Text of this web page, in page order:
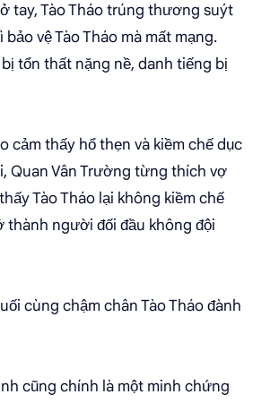
tay, Tào Tháo trúng thương suýt
vệ Tào Tháo mà mất mạng.
tổn thất nặng nề, danh tiếng bị
cảm thấy hổ thẹn và kiềm chế dục
Quan Vân Trường từng thích vợ
Tào Tháo lại không kiềm chế
thành người đối đầu không đội
cùng chậm chân Tào Tháo đành
cũng chính là một minh chứng